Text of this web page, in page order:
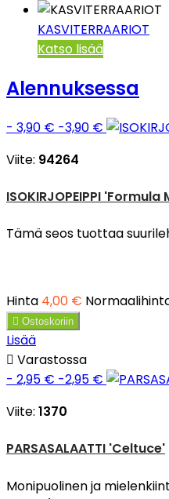
KASVITERRAARIOT
Katso lisää
Alennuksessa
- 3,90 € -3,90 €
Viite: 94264
ISOKIRJOPEIPPI
Tämä seos tuottaa
Hinta 4,00 €
 Ostoskoriin
Lisää
 Varastossa
- 2,95 € -2,95 €
Viite: 1370
PARSASALAATTI 'Celtuce'
Monipuolinen ja